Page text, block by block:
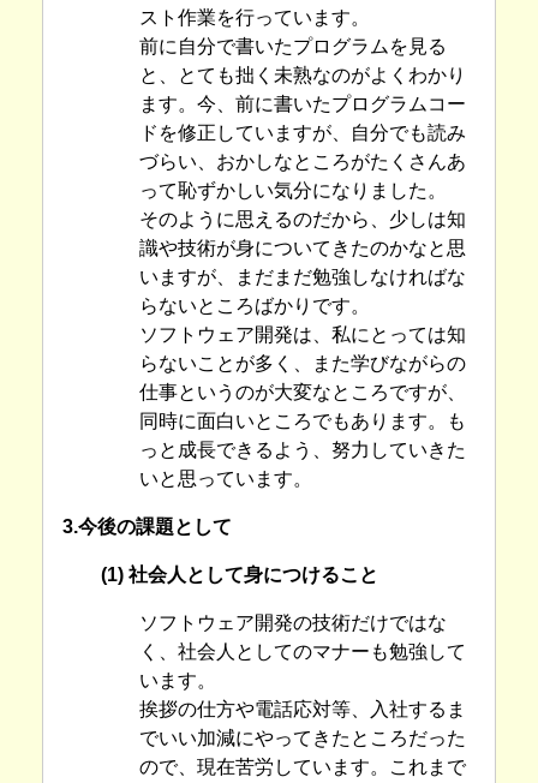
スト作業を行っています。
前に自分で書いたプログラムを見る
と、とても拙く未熟なのがよくわかり
ます。今、前に書いたプログラムコー
ドを修正していますが、自分でも読み
づらい、おかしなところがたくさんあ
って恥ずかしい気分になりました。
そのように思えるのだから、少しは知
識や技術が身についてきたのかなと思
いますが、まだまだ勉強しなければな
らないところばかりです。
ソフトウェア開発は、私にとっては知
らないことが多く、また学びながらの
仕事というのが大変なところですが、
同時に面白いところでもあります。も
っと成長できるよう、努力していきた
いと思っています。
3.今後の課題として
(1) 社会人として身につけること
ソフトウェア開発の技術だけではな
く、社会人としてのマナーも勉強して
います。
挨拶の仕方や電話応対等、入社するま
でいい加減にやってきたところだった
ので、現在苦労しています。これまで